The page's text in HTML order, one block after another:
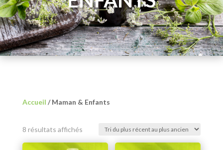
Accueil / Maman & Enfants
8 résultats affichésTrié
du